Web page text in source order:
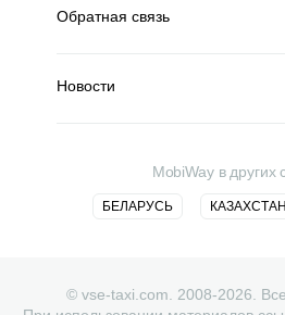
Обратная связь
Новости
MobiWay в других
БЕЛАРУСЬ КАЗАХСТАН
© vse-taxi.com. 2008-2026.